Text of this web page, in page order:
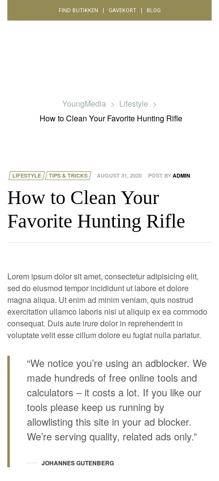
FIND BUTIKKEN GAVEKORT BLOG
YoungMedia > Lifestyle >
How to Clean Your Favorite Hunting Rifle
LIFESTYLE TIPS & TRICKS AUGUST 31, 2020 POST BY ADMIN
How to Clean Your
Favorite Hunting Rifle
Lorem ipsum dolor sit amet, consectetur adipisicing elit,
sed do eiusmod tempor incididunt ut labore et dolore
magna aliqua. Ut enim ad minim veniam, quis nostrud
exercitation ullamco laboris nisi ut aliquip ex ea commodo
consequat. Duis aute irure dolor in reprehenderit in
voluptate velit esse cillum dolore eu fugiat nulla pariatur.
“We notice you’re using an adblocker. We
made hundreds of free online tools and
calculators – it costs a lot. If you like our
tools please keep us running by
allowlisting this site in your ad blocker.
We’re serving quality, related ads only.”
JOHANNES GUTENBERG